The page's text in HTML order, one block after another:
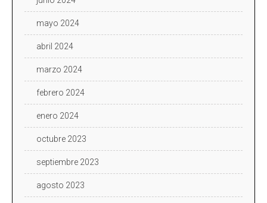
mayo 2024
abril 2024
marzo 2024
febrero 2024
enero 2024
octubre 2023
septiembre 2023
agosto 2023